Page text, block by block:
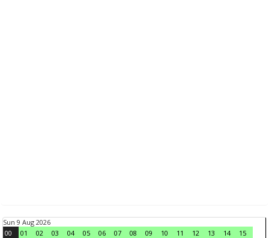
Sun 9 Aug 2026
00
01 02 03 04 05 06 07 08 09 10 11 12 13 14
15